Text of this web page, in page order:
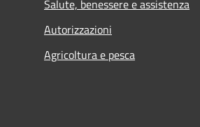
Salute, benessere e assistenza
Autorizzazioni
Agricoltura e pesca